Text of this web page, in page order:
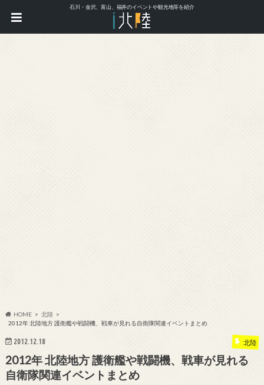
石川・金沢、富山、福井のイベントや観光地等を紹介
HOME
北陸
2012年 北陸地方 護衛艦や戦闘機、戦車が見れる自衛隊関連イベントまとめ
2012.12.18 北陸
2012年 北陸地方 護衛艦や戦闘機、戦車が見れる
自衛隊関連イベントまとめ